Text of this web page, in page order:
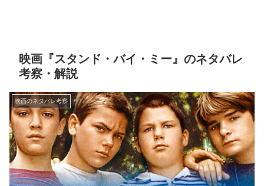
映画『スタンド・バイ・ミー』のネタバレ
考察・解説
映画のネタバレ考察